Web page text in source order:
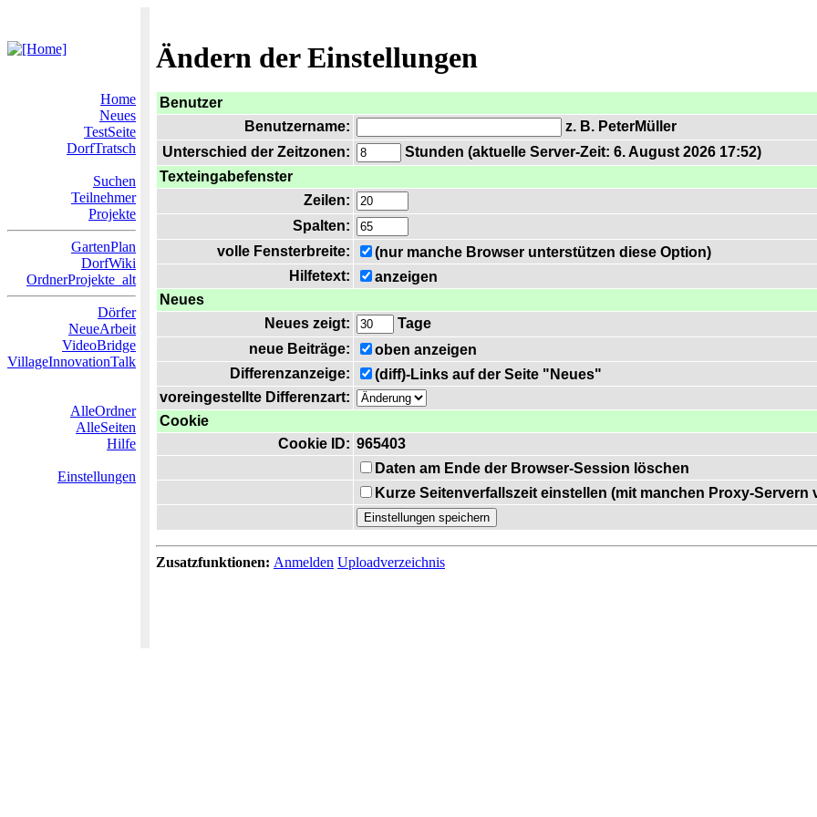
Ändern der Einstellungen
Home
Neues
TestSeite
DorfTratsch
Suchen
Teilnehmer
Projekte
GartenPlan
DorfWiki
OrdnerProjekte_alt
Dörfer
NeueArbeit
VideoBridge
VillageInnovationTalk
AlleOrdner
AlleSeiten
Hilfe
Einstellungen
Benutzer
Benutzername:
z. B. PeterMüller
Unterschied der Zeitzonen:
Stunden (aktuelle Server-Zeit: 6. August 2026 17:52)
Texteingabefenster
Zeilen:
Spalten:
volle Fensterbreite:
(nur manche Browser unterstützen diese Option)
Hilfetext:
anzeigen
Neues
Neues zeigt:
Tage
neue Beiträge:
oben anzeigen
Differenzanzeige:
(diff)-Links auf der Seite "Neues"
voreingestellte Differenzart:
Cookie
Cookie ID: 965403
Daten am Ende der Browser-Session löschen
Kurze Seitenverfallszeit einstellen (mit manchen Proxy-Servern
Zusatzfunktionen: Anmelden Uploadverzeichnis